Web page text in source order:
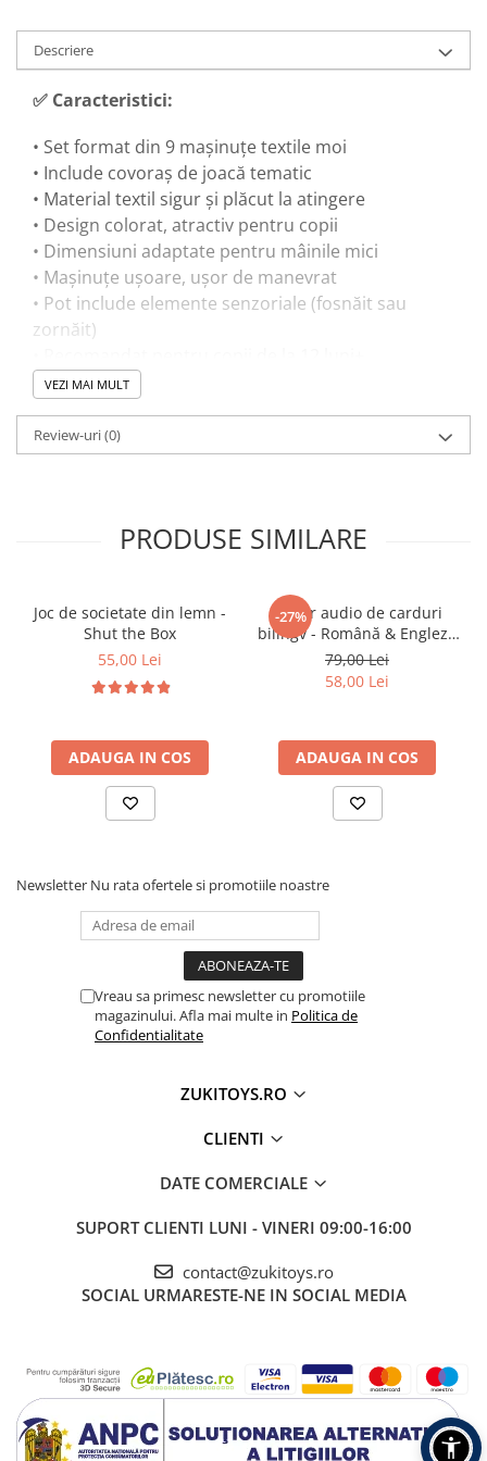
Invatare prin Joaca
Jucarii pentru Dezvoltare
Descriere
✅ Caracteristici:
• Set format din 9 mașinuțe textile moi
• Include covoraș de joacă tematic
• Material textil sigur și plăcut la atingere
• Design colorat, atractiv pentru copii
• Dimensiuni adaptate pentru mâinile mici
• Mașinuțe ușoare, ușor de manevrat
• Pot include elemente senzoriale (fosnăit sau
zornăit)
🎓 Beneficii educaționale:
• Încurajează imaginația și jocul de rol
• Ajută la recunoașterea culorilor și formelor
• Încurajează explorarea și curiozitatea
• Susține dezvoltarea socială prin joc interactiv
• Face parte din categoria de jucarii educative
🎯 Ideal pentru:
• Bebeluși de la 12 luni+
• Cadouri utile pentru copii mici
VEZI MAI MULT
Review-uri(0)
PRODUSE SIMILARE
Joc de societate din lemn -
Shut the Box
55,00 Lei
ADAUGA IN COS
-27%
Cititor audio de carduri
bilingv - Română & Engleză
Albastru (224 carduri / 448
cuvinte)
79,00 Lei
58,00 Lei
ADAUGA IN COS
Newsletter Nu rata ofertele si promotiile noastre
Vreau sa primesc newsletter cu promotiile
magazinului. Afla mai multe in Politica de
Confidentialitate
ZUKITOYS.RO
CLIENTI
DATE COMERCIALE
SUPORT CLIENTI LUNI - VINERI 09:00-16:00
contact@zukitoys.ro
SOCIAL URMARESTE-NE IN SOCIAL MEDIA